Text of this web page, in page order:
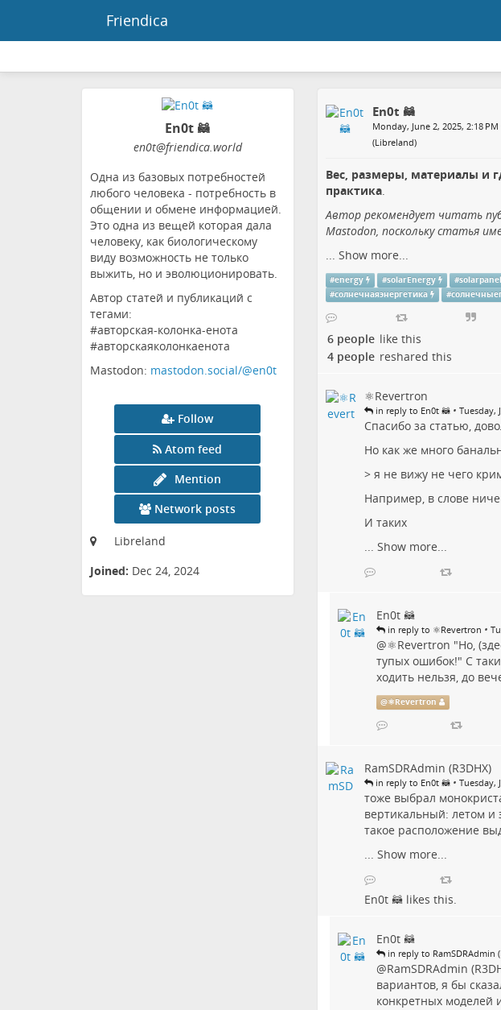
Friendica
En0t 🦝
en0t@friendica.world
Одна из базовых потребностей
любого человека - потребность в
общении и обмене информацией.
Это одна из вещей которая дала
человеку, как биологическому
виду возможность не только
выжить, но и эволюционировать.
Автор статей и публикаций с
тегами:
#авторская-колонка-енота
#авторскаяколонкаенота
Mastodon: mastodon.social/@en0t
Follow
Atom feed
Mention
Network posts
Libreland
Joined: Dec 24, 2024
En0t 🦝
Monday, June 2, 2025, 2:18 PM
(Libreland)
Вес, размеры, материалы и
практика.
Автор рекомендует читать
Mastodon, поскольку статья
... Show more...
#energy #solarEnergy #solarpanel
#солнечнаяэнергетика #
6 people like this
4 people reshared this
⚛️Revertron
in reply to En0t 🦝 • Tuesday,
Спасибо за статью,
Но как же много
> я не вижу не чего
Например, в слове
И таких
... Show more...
En0t 🦝
in reply to ⚛️Revertron •
@⚛️Revertron "Но,
тупых ошибок!" С
ходить нельзя, до
@⚛️Revertron
RamSDRAdmin (R3DHX)
in reply to En0t 🦝 • Tuesday,
тоже выбрал
вертикальный: летом и
такое расположение
... Show more...
En0t 🦝 likes this.
En0t 🦝
in reply to RamSDRAdmin
@RamSDRAdmin
вариантов, я бы
конкретных моделей